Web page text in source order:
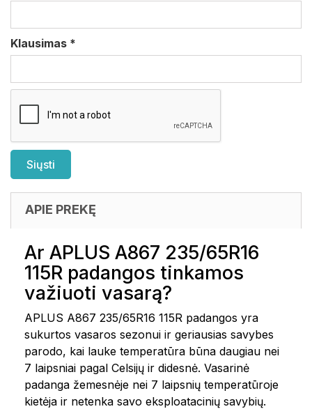
Klausimas *
APIE PREKĘ
Ar APLUS A867 235/65R16
115R padangos tinkamos
važiuoti vasarą?
APLUS A867 235/65R16 115R padangos yra
sukurtos vasaros sezonui ir geriausias savybes
parodo, kai lauke temperatūra būna daugiau nei
7 laipsniai pagal Celsijų ir didesnė. Vasarinė
padanga žemesnėje nei 7 laipsnių temperatūroje
kietėja ir netenka savo eksploatacinių savybių.